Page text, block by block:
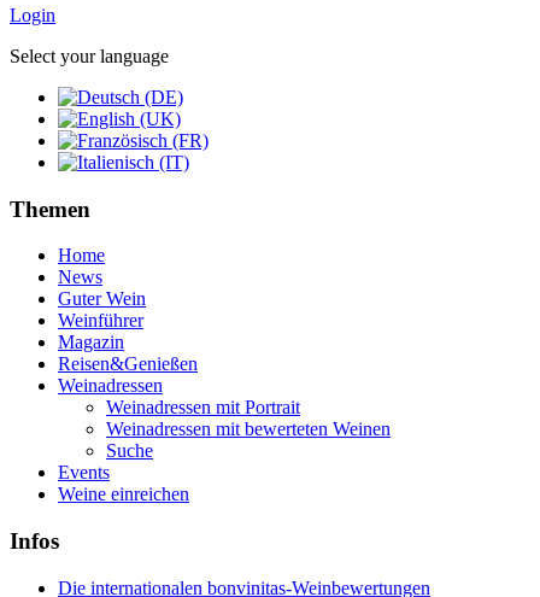
Login
Select your language
Themen
Home
News
Guter Wein
Weinführer
Magazin
Reisen&Genießen
Weinadressen
Weinadressen mit Portrait
Weinadressen mit bewerteten Weinen
Suche
Events
Weine einreichen
Infos
Die internationalen bonvinitas-Weinbewertungen